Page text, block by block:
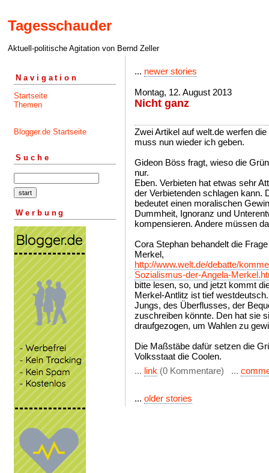
Tagesschauder
Aktuell-politische Agitation von Bernd Zeller
Navigation
Startseite
Themen
Blogger.de Startseite
Suche
Werbung
... newer stories
Montag, 12. August 2013
Nicht ganz
Zwei Artikel auf welt.de werfen
muss nun wieder ich geben.
Gideon Böss fragt, wieso die
nur.
Eben. Verbieten hat etwas sehr
der Verbietenden schlagen kann.
bedeutet einen moralischen
Dummheit, Ignoranz und
kompensieren. Andere müssen
Cora Stephan behandelt die
Merkel,
http://www.welt.de/debatte/
Sozialismus-der-Angela-
bitte lesen, so, und jetzt kommt
Merkel-Antlitz ist tief
Jungs, des Überflusses, der
zuschreiben könnte. Den hat sie
draufgezogen, um Wahlen zu
Die Maßstäbe dafür setzen die
Volksstaat die Coolen.
... link (0 Kommentare) ...
... older stories